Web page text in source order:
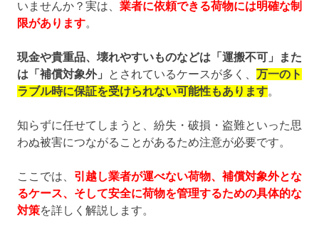
いませんか？実は、 業者に依頼できる荷物には明確な制
限があります。
現金や貴重品、壊れやすいものなどは「運搬不可」また
は「補償対象外」
とされているケースが多く、 万一のト
ラブル時に保証を受けられない可能性もあります。
知らずに任せてしまうと、紛失・破損・盗難といった思
わぬ被害につながることがあるため注意が必要です。
ここでは、 引越し業者が運べない荷物、補償対象外とな
るケース、そして安全に荷物を管理するための具体的な
対策を詳しく解説します。